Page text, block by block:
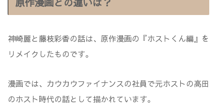
神崎麗と藤枝彩香の話は、原作漫画の『ホストくん編』を
リメイクしたものです。
漫画では、カウカウファイナンスの社員で元ホストの高田
のホスト時代の話として描かれています。